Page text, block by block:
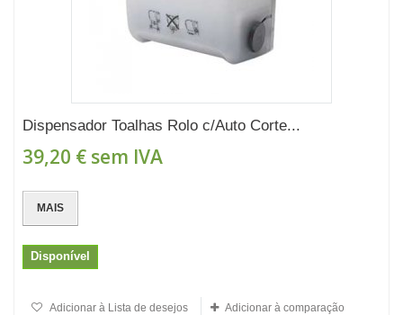
Dispensador Toalhas Rolo c/Auto Corte...
39,20 € sem IVA
MAIS
Disponível
Adicionar à Lista de desejos Adicionar à comparação